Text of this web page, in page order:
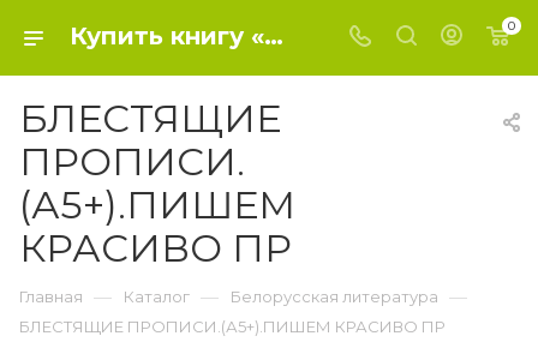
Купить книгу «БЛЕСТЯЩИЕ ПРОПИСИ.(А5+).ПИШЕМ КРАСИВО ПР» 2023, - Белорусская литература 0
БЛЕСТЯЩИЕ
ПРОПИСИ.
(А5+).ПИШЕМ
КРАСИВО ПР
Главная — Каталог — Белорусская литература —
БЛЕСТЯЩИЕ ПРОПИСИ.(А5+).ПИШЕМ КРАСИВО ПР